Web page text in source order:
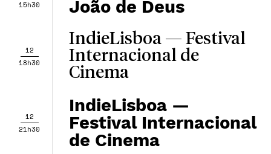
15h30 João de Deus
12
18h30
IndieLisboa — Festival
Internacional de
Cinema
12
21h30
IndieLisboa —
Festival Internacional
de Cinema